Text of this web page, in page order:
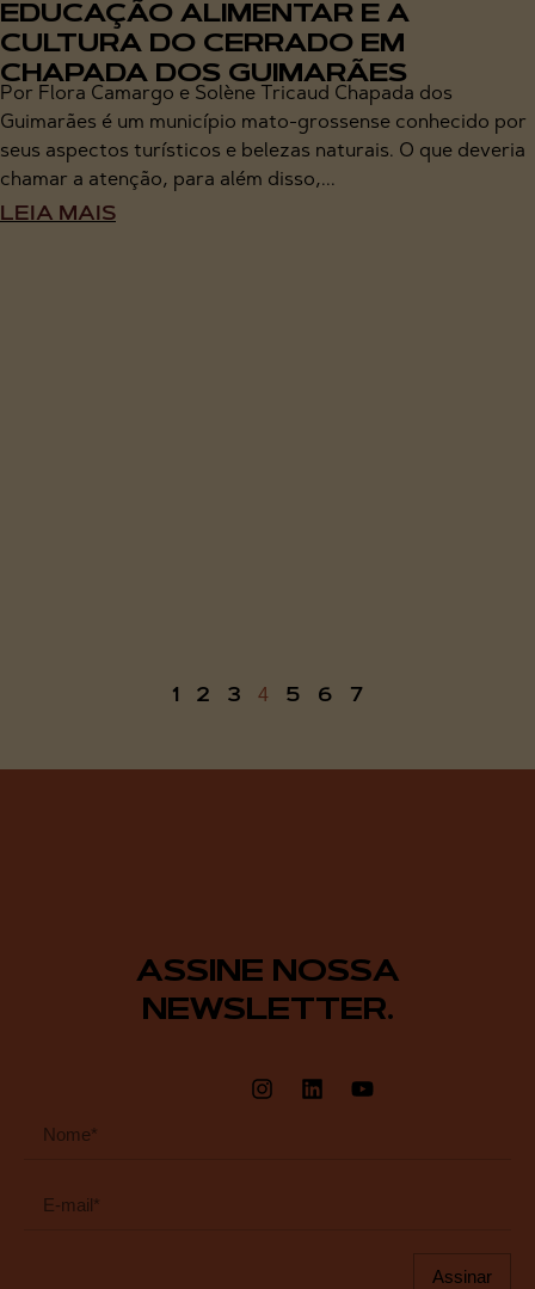
EDUCAÇÃO ALIMENTAR E A
CULTURA DO CERRADO EM
CHAPADA DOS GUIMARÃES
Por Flora Camargo e Solène Tricaud Chapada dos
Guimarães é um município mato-grossense conhecido por
seus aspectos turísticos e belezas naturais. O que deveria
chamar a atenção, para além disso,...
LEIA MAIS
1 2 3 4 5 6 7
ASSINE NOSSA
NEWSLETTER.
Assinar